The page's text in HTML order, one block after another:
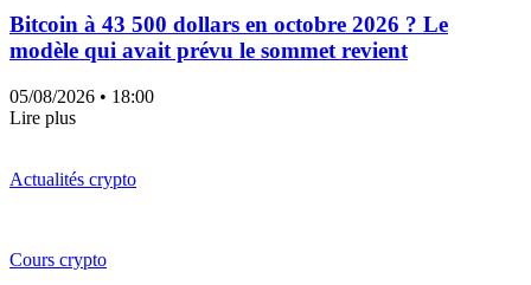
Bitcoin à 43 500 dollars en octobre 2026 ? Le
modèle qui avait prévu le sommet revient
05/08/2026 • 18:00
Lire plus
Actualités crypto
Cours crypto